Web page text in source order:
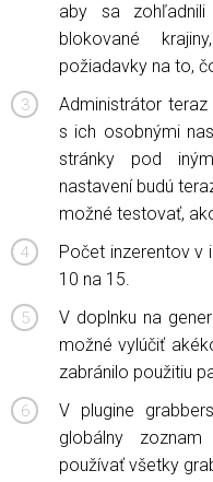
aby sa
blokované
požiadavky na to,
Administrátor
s ich osobnými
stránky pod
nastavení budú
možné testovať,
Počet inzerentov v
10 na 15.
V doplnku na
možné vylúčiť
zabránilo použitiu
V plugine
globálny
používať všetky